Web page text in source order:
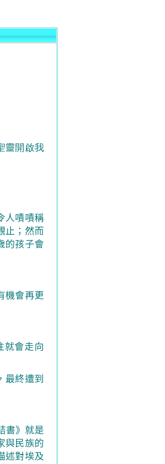
靈開啟我
人嘖嘖稱
止；然而
的孩子會
機會再更
就會走向
最終遭到
書》就是
與民族的
述對埃及